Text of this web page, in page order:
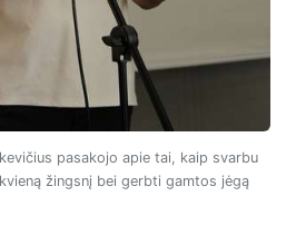
pasakojo apie tai, kaip svarbu
žingsnį bei gerbti gamtos jėgą